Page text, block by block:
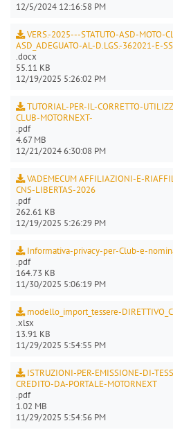
12/5/2024 12:16:58 PM
VERS.-2025---STATUTO-ASD-MOTO-
ASD_ADEGUATO-AL-D.LGS.-362021-E-
.docx
55.11 KB
12/19/2025 5:26:02 PM
TUTORIAL-PER-IL-CORRETTO-
CLUB-MOTORNEXT-
.pdf
4.67 MB
12/21/2024 6:30:08 PM
VADEMECUM AFFILIAZIONI-E-
CNS-LIBERTAS-2026
.pdf
262.61 KB
12/19/2025 5:26:29 PM
Informativa-privacy-per-Club-e-
.pdf
164.73 KB
11/30/2025 5:06:19 PM
modello_import_tessere-
.xlsx
13.91 KB
11/29/2025 5:54:55 PM
ISTRUZIONI-PER-EMISSIONE-DI-
CREDITO-DA-PORTALE-MOTORNEXT
.pdf
1.02 MB
11/29/2025 5:54:56 PM